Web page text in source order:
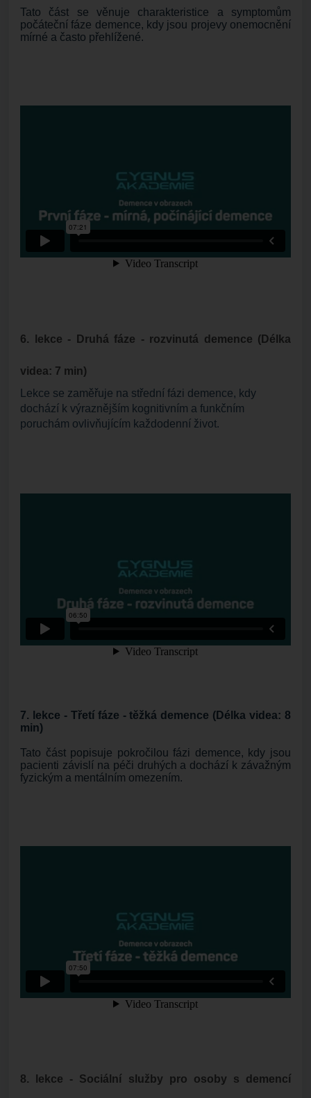
Tato část se věnuje charakteristice a symptomům
počáteční fáze demence, kdy jsou projevy onemocnění
mírné a často přehlížené.
6. lekce - Druhá fáze - rozvinutá demence (Délka
videa: 7 min)
Lekce se zaměřuje na střední fázi demence, kdy
dochází k výraznějším kognitivním a funkčním
poruchám ovlivňujícím každodenní život.
7. lekce - Třetí fáze - těžká demence (Délka videa: 8
min)
Tato část popisuje pokročilou fázi demence, kdy jsou
pacienti závislí na péči druhých a dochází k závažným
fyzickým a mentálním omezením.
8. lekce - Sociální služby pro osoby s demencí